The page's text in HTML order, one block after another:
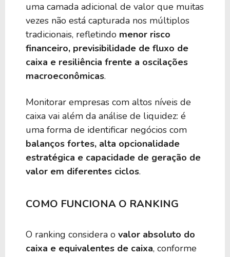
uma camada adicional de valor que muitas
vezes não está capturada nos múltiplos
tradicionais, refletindo menor risco
financeiro, previsibilidade de fluxo de
caixa e resiliência frente a oscilações
macroeconômicas.
Monitorar empresas com altos níveis de
caixa vai além da análise de liquidez: é
uma forma de identificar negócios com
balanços fortes, alta opcionalidade
estratégica e capacidade de geração de
valor em diferentes ciclos.
COMO FUNCIONA O RANKING
O ranking considera o valor absoluto do
caixa e equivalentes de caixa, conforme